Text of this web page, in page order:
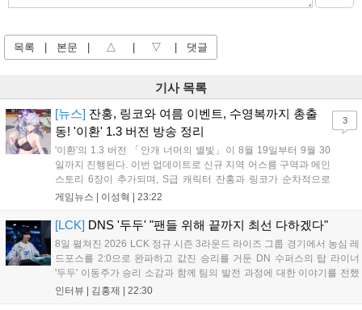
목록 | 본문 | △ | ▽ | 댓글
기사 목록
[뉴스] 잔홍, 링코와 여름 이벤트, 수영복까지 총출
동! '이환' 1.3 버전 방송 정리
'이환'의 1.3 버전 「안개 너머의 별빛」이 8월 19일부터 9월 30
일까지 진행된다. 이번 업데이트로 신규 지역 어스름 구역과 메인
스토리 6장이 추가되며, S급 캐릭터 잔홍과 링코가 순차적으로
등장한다. 여름 시즌을 맞아 비치발리볼, 수상 오토바이 등 다채
의성도 강화된다. 8월 11일까지 사용 가능한 교환 코드 3종이 제
게임뉴스 | 이성혁 | 23:22
3
[LCK] DNS '두두' "팬들 위해 끝까지 최선 다하겠다"
8일 펼쳐진 2026 LCK 정규 시즌 3라운드 라이즈 그룹 경기에서 농심 레
드포스를 2:0으로 완파하고 값진 승리를 거둔 DN 수퍼스의 탑 라이너
'두두' 이동주가 승리 소감과 함께 팀의 발전 과정에 대한 이야기를 전했
다. 먼저 오랜만의 2:0 완승에 대해 '두두'는 "진짜 오랜만에 거둔 2:0 승
인터뷰 | 김홍제 | 22:30